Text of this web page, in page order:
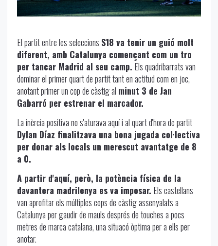
El partit entre les seleccions S18 va tenir un guió molt
diferent, amb Catalunya començant com un tro
per tancar Madrid al seu camp. Els quadribarrats van
dominar el primer quart de partit tant en actitud com en joc,
anotant primer un cop de càstig al minut 3 de Jan
Gabarró per estrenar el marcador.
La inèrcia positiva no s'aturava aquí i al quart d'hora de partit
Dylan Díaz finalitzava una bona jugada col·lectiva
per donar als locals un merescut avantatge de 8
a 0.
A partir d'aquí, però, la potència física de la
davantera madrilenya es va imposar. Els castellans
van aprofitar els múltiples cops de càstig assenyalats a
Catalunya per gaudir de mauls després de touches a pocs
metres de marca catalana, una situacó òptima per a ells per
anotar.